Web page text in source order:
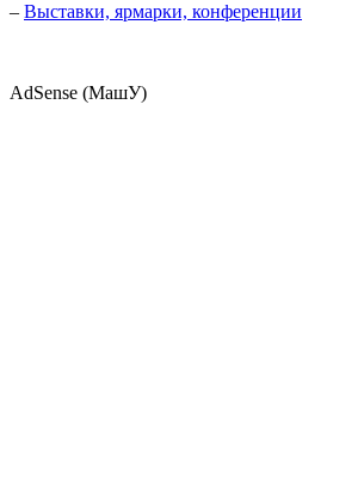
– Выставки, ярмарки, конференции
AdSense (МашУ)